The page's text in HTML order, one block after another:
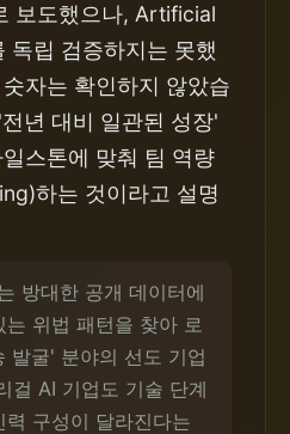
보도했으나, Artificial
독립 검증하지는 못했
자는 확인하지 않았습
년 대비 일관된 성장'
스톤에 맞춰 팀 역량
하는 것이라고 설명
방대한 공개 데이터에
위법 패턴을 찾아 로
발굴' 분야의 선도 기업
걸 AI 기업도 기술 단계
구성이 달라진다는